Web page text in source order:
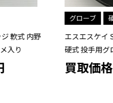
硬式
エスエスケイ SSK プロエ
硬式 投手用グローブ
買取価格